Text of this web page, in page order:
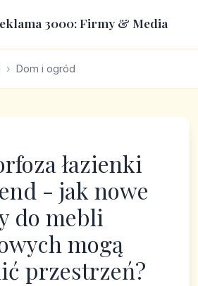
3000: Firmy & Media
Dom i ogród
łazienki
- jak nowe
do mebli
mogą
przestrzeń?